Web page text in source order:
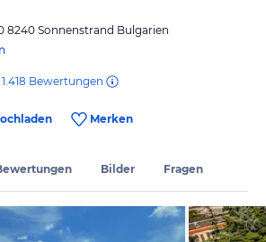
8240 Sonnenstrand Bulgarien
1.418 Bewertungen
Merken
Bilder Fragen